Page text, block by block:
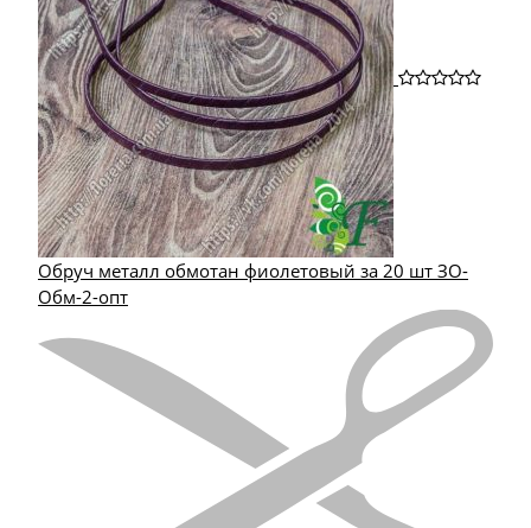
Обруч металл обмотан фиолетовый за 20 шт ЗО-
Обм-2-опт